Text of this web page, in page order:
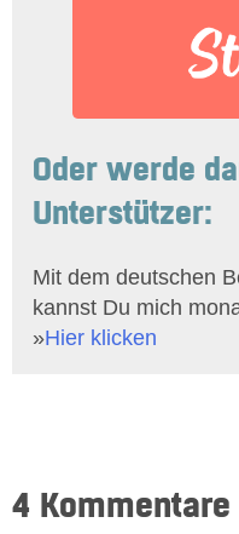
Oder werde
Unterstützer:
Mit dem deutschen
kannst Du mich
»Hier klicken
4 Kommentare